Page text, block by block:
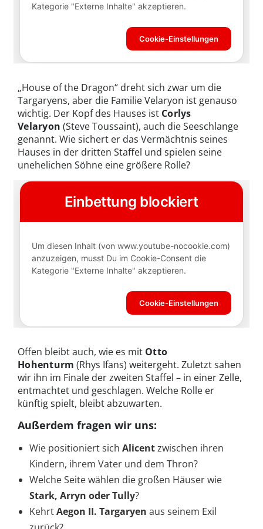
„House of the Dragon“ dreht sich zwar um die
Targaryens, aber die Familie Velaryon ist genauso
wichtig. Der Kopf des Hauses ist Corlys
Velaryon(Steve Toussaint), auch die Seeschlange
genannt. Wie sichert er das Vermächtnis seines
Hauses in der dritten Staffel und spielen seine
unehelichen Söhne eine größere Rolle?
Offen bleibt auch, wie es mit Otto
Hohenturm (Rhys Ifans) weitergeht. Zuletzt sahen
wir ihn im Finale der zweiten Staffel – in einer Zelle,
entmachtet und geschlagen. Welche Rolle er
künftig spielt, bleibt abzuwarten.
Außerdem fragen wir uns:
Wie positioniert sich Alicentzwischen ihren
Kindern, ihrem Vater und dem Thron?
Welche Seite wählen die großen Häuser wie
Stark, Arryn oder Tully?
KehrtAegon II. Targaryen aus seinem Exil